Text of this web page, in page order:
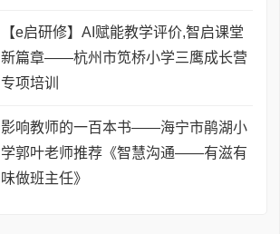
【e启研修】AI赋能教学评价,智启课堂
新篇章——杭州市笕桥小学三鹰成长营
专项培训
影响教师的一百本书——海宁市鹃湖小
学郭叶老师推荐《智慧沟通——有滋有
味做班主任》